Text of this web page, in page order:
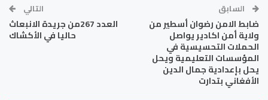
السابق
ضابط الامن رضوان أسطير من
ولاية أمن اكادير يواصل
الحملات التحسيسية في
المؤسسات التعليمية ويحل
يحل بإعدادية جمال الدين
الأفغاني بتدارت
التالي
العدد 267من جريدة الانبعاث
حاليا في الأكشاك